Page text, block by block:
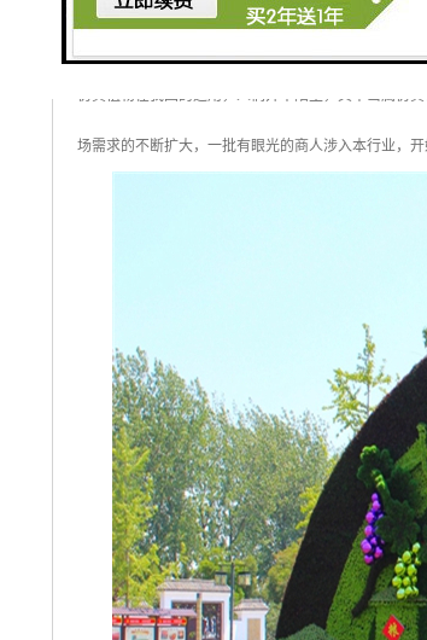
仿真植物在我国的运用，人们并不陌生，其中当属仿
场需求的不断扩大，一批有眼光的商人涉入本行业，